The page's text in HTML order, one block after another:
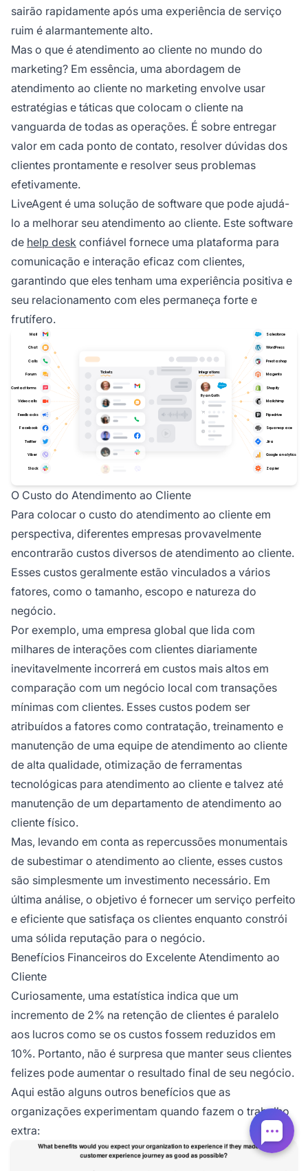
sairão rapidamente após uma experiência de serviço
ruim é alarmantemente alto.
Mas o que é atendimento ao cliente no mundo do
marketing? Em essência, uma abordagem de
atendimento ao cliente no marketing envolve usar
estratégias e táticas que colocam o cliente na
vanguarda de todas as operações. É sobre entregar
valor em cada ponto de contato, resolver dúvidas dos
clientes prontamente e resolver seus problemas
efetivamente.
LiveAgent é uma solução de software que pode ajudá-
lo a melhorar seu atendimento ao cliente. Este software
de help desk confiável fornece uma plataforma para
comunicação e interação eficaz com clientes,
garantindo que eles tenham uma experiência positiva e
seu relacionamento com eles permaneça forte e
frutífero.
O Custo do Atendimento ao Cliente
Para colocar o custo do atendimento ao cliente em
perspectiva, diferentes empresas provavelmente
encontrarão custos diversos de atendimento ao cliente.
Esses custos geralmente estão vinculados a vários
fatores, como o tamanho, escopo e natureza do
negócio.
Por exemplo, uma empresa global que lida com
milhares de interações com clientes diariamente
inevitavelmente incorrerá em custos mais altos em
comparação com um negócio local com transações
mínimas com clientes. Esses custos podem ser
atribuídos a fatores como contratação, treinamento e
manutenção de uma equipe de atendimento ao cliente
de alta qualidade, otimização de ferramentas
tecnológicas para atendimento ao cliente e talvez até
manutenção de um departamento de atendimento ao
cliente físico.
Mas, levando em conta as repercussões monumentais
de subestimar o atendimento ao cliente, esses custos
são simplesmente um investimento necessário. Em
última análise, o objetivo é fornecer um serviço perfeito
e eficiente que satisfaça os clientes enquanto constrói
uma sólida reputação para o negócio.
Benefícios Financeiros do Excelente Atendimento ao
Cliente
Curiosamente, uma estatística indica que um
incremento de 2% na retenção de clientes é paralelo
aos lucros como se os custos fossem reduzidos em
10%. Portanto, não é surpresa que manter seus clientes
felizes pode aumentar o resultado final de seu negócio.
Aqui estão alguns outros benefícios que as
organizações experimentam quando fazem o trabalho
extra: